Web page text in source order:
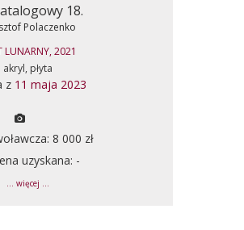
18.
Polaczenko
LUNARNY, 2021
akryl, płyta
z 11 maja 2023
8 000 zł
uzyskana: -
... więcej ...